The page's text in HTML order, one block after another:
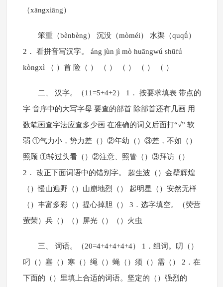
（xāngxiāng）
笨重（bènbèng） 沉没（mòméi） 水渠（quqǘ）
2． 看拼音写汉字。 áng jùn jì mò huāngwú shūfú
kòngxì （ ）首 险（ ） （ ） （ ） （ ） （ ）
二、 汉字。（11=5+4+2） 1． 按要求填表 带点的
字 音序中的大写字母 要查的部首 除部首还有几画 用
数笔画查字法应查多少画 在准确的词义后面打“√” 软
弱 ①气力小，势力差（）②年幼（）③差，不如（）
照顾 ①转过头看（）②注意、照管（）③拜访（）
2． 改正下面词语中的错别字。 超生波（）金壁辉煌
（）慢山遍野（）山崩地烈（） 起明星（）安然无样
（）丰富多彩（）提心掉胆（） 3．选字填空。（荧营
萤荣）兵（）（）屏光（）（）火虫
三、 词语。（20=4+4+4+4+4） 1．组词。叨（）
叼（）塞（）寒（）绳（）蝇（）须（）需（） 2．在
下面的（）里填上合适的词语。坚定的（）强烈的